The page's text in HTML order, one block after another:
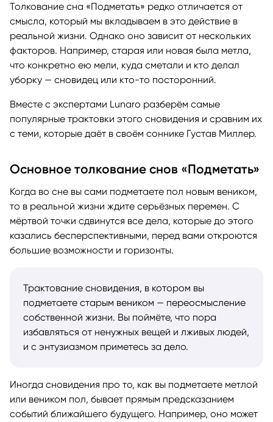
Толкование сна «Подметать» редко отличается от
смысла, который мы вкладываем в это действие в
реальной жизни. Однако оно зависит от нескольких
факторов. Например, старая или новая была метла,
что конкретно ею мели, куда сметали и кто делал
уборку — сновидец или кто-то посторонний.
Вместе с экспертами Lunaro разберём самые
популярные трактовки этого сновидения и сравним их
с теми, которые даёт в своём соннике Густав Миллер.
Основное толкование снов «Подметать»
Когда во сне вы сами подметаете пол новым веником,
то в реальной жизни ждите серьёзных перемен. С
мёртвой точки сдвинутся все дела, которые до этого
казались бесперспективными, перед вами откроются
большие возможности и горизонты.
Трактование сновидения, в котором вы
подметаете старым веником — переосмысление
собственной жизни. Вы поймёте, что пора
избавляться от ненужных вещей и лживых людей,
и с энтузиазмом приметесь за дело.
Иногда сновидения про то, как вы подметаете метлой
или веником пол, бывает прямым предсказанием
событий ближайшего будущего. Например, оно может